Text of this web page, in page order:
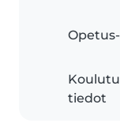
tiedot